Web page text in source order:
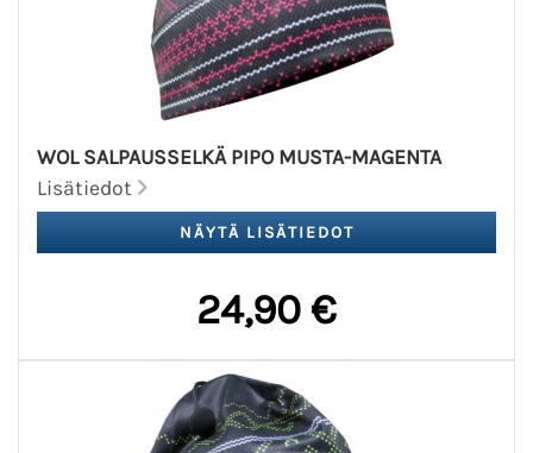
WOL SALPAUSSELKÄ PIPO MUSTA-MAGENTA
Lisätiedot
24,90 €